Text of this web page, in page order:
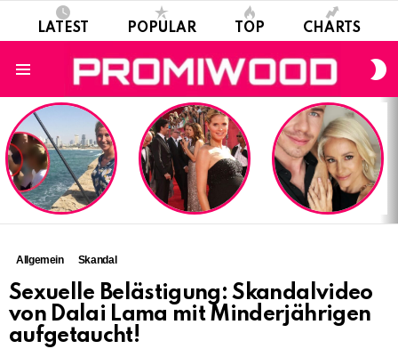
LATEST POPULAR TOP CHARTS
LATEST
STORIES
Allgemein Skandal
Sexuelle Belästigung: Skandalvideo
von Dalai Lama mit Minderjährigen
aufgetaucht!